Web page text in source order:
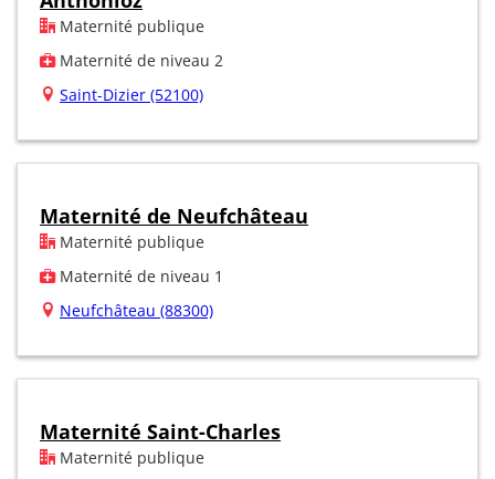
Maternité publique
Maternité de niveau 2
Saint-Dizier (52100)
Maternité de Neufchâteau
Maternité publique
Maternité de niveau 1
Neufchâteau (88300)
Maternité Saint-Charles
Maternité publique